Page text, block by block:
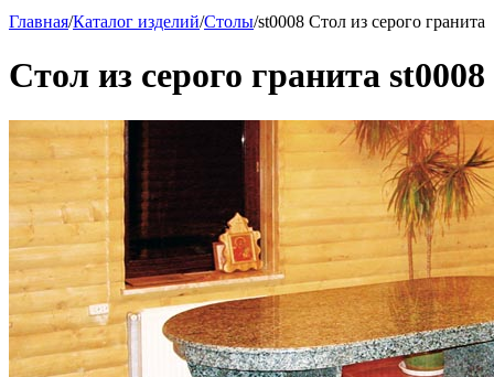
Главная/Каталог изделий/Столы/st0008 Стол из серого гранита
Стол из серого гранита st0008